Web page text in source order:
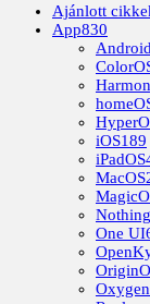
Ajánlott
App830
Android
iOS189
iPadOS
MacOS
One UI